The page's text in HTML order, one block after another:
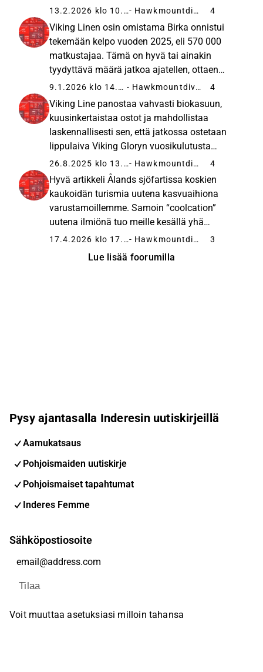
huojentavaa, että Birka pärjää edes joten
kuten, joten tästä ei tullut rahareikää Viking
Linelle. Samalla...
13.2.2026 klo 10.22 - Hawkmountdiver 4
Viking Linen osin omistama Birka onnistui
tekemään kelpo vuoden 2025, eli 570 000
matkustajaa. Tämä on hyvä tai ainakin
tyydyttävä määrä jatkoa ajatellen, ottaen
huomioon, että kyseessä on hieno, mutta
kuitenkin vanha ja pienehkö alus. Mielestäni
Birkan arvoa ja potentiaalia ei ole...
9.1.2026 klo 14.30 - Hawkmountdiver 4
Viking Line panostaa vahvasti biokasuun,
kuusinkertaistaa ostot ja mahdollistaa
laskennallisesti sen, että jatkossa ostetaan
lippulaiva Viking Gloryn vuosikulutusta
vastaava määrä
biokaasua.Ympäristötietoisille kuluttajille
tämä on mieluisa uutinen. Ålands Sjöfart –
26 Aug 25 Viking...
26.8.2025 klo 13.49 - Hawkmountdiver 4
Hyvä artikkeli Ålands sjöfartissa koskien
kaukoidän turismia uutena kasvuaihiona
varustamoillemme. Samoin “coolcation”
uutena ilmiönä tuo meille kesällä yhä
enemmän turisteja Välimeren maista
17.4.2026 klo 17.40 - Hawkmountdiver 3
Lue lisää foorumilla
Pysy ajantasalla Inderesin uutiskirjeillä
Aamukatsaus
Pohjoismaiden uutiskirje
Pohjoismaiset tapahtumat
Inderes Femme
Sähköpostiosoite
Tilaa
Voit muuttaa asetuksiasi milloin tahansa